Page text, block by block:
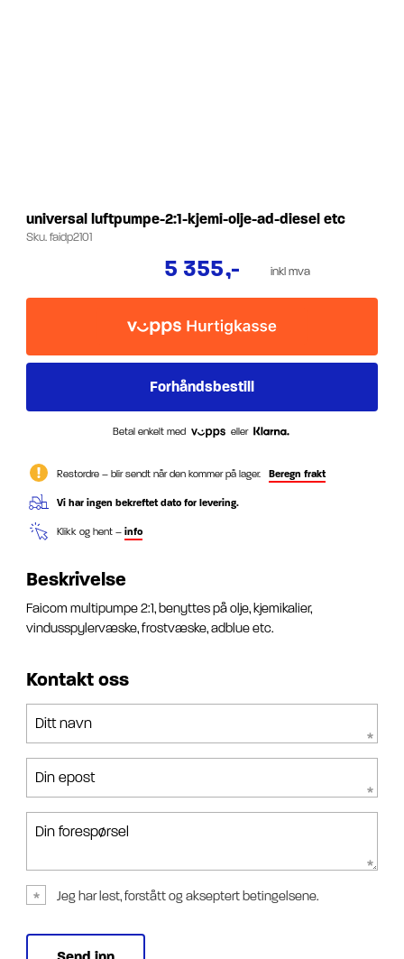
universal luftpumpe-2:1-kjemi-olje-ad-diesel etc
Sku.faidp2101
5 355,- inkl mva
Betal enkelt med eller
Restordre – blir sendt når den kommer på lager. Beregn frakt
Vi har ingen bekreftet dato for levering.
Klikk og hent – info
Beskrivelse
Faicom multipumpe 2:1, benyttes på olje, kjemikalier,
vindusspylervæske, frostvæske, adblue etc.
Kontakt oss
Ditt navn
Din epost
Din forespørsel
Jeg har lest, forstått og akseptert betingelsene.